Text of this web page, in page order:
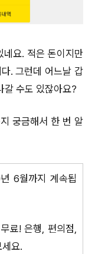
네요. 적은 돈이지만
. 그런데 어느날 갑
갈 수도 있잖아요?
궁금해서 한 번 알
6월까지 계속됩
료! 은행, 편의점,
요.